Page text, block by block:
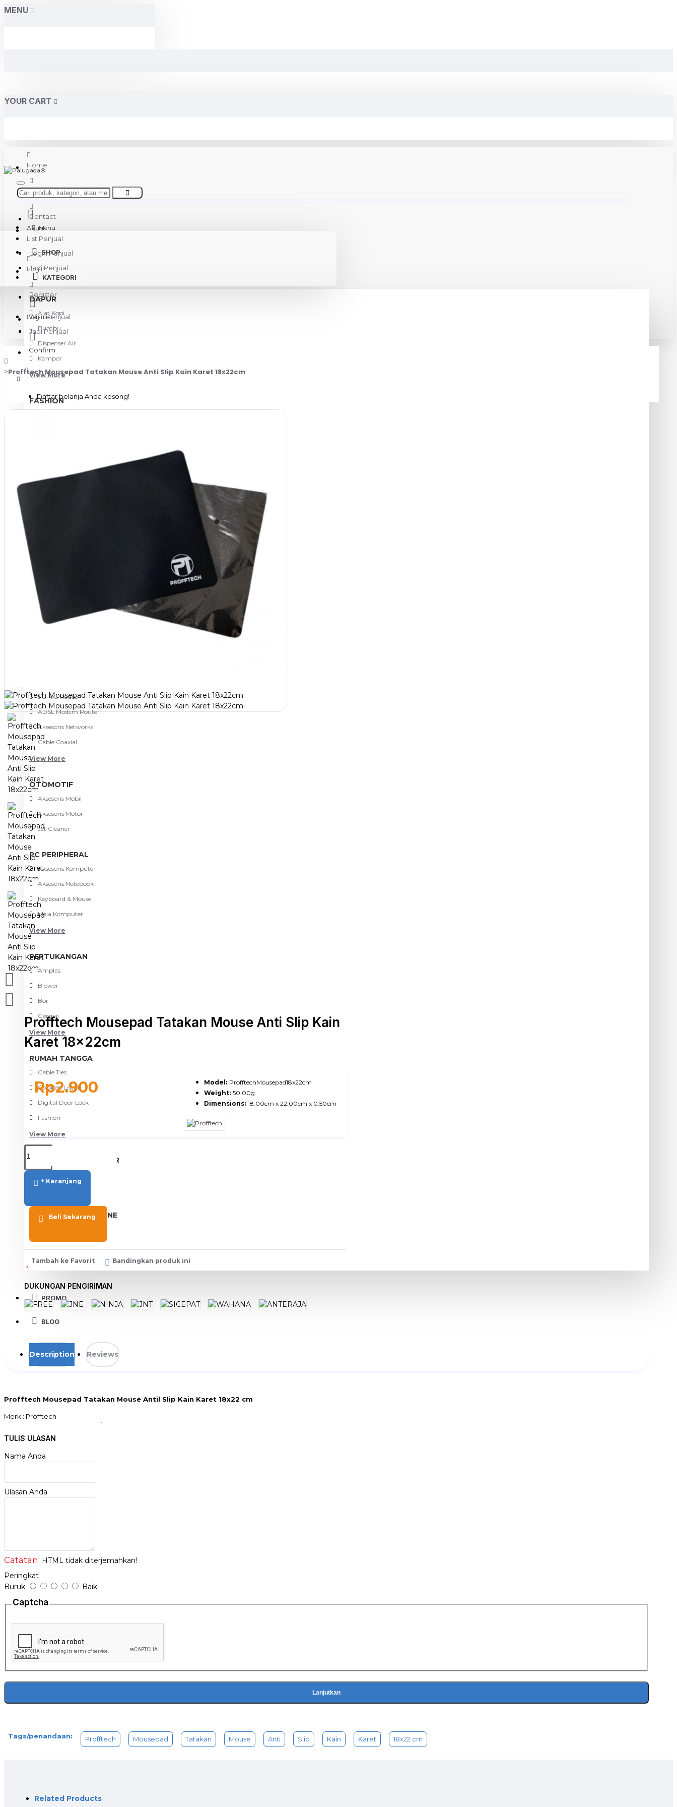
MENU
YOUR CART
Home
About Us
Contact
List Penjual
Login Penjual
Jadi Penjual
Akun
Wishlist
Confirm
0
Daftar belanja Anda kosong!
Menu
SHOP
KATEGORI
DAPUR
Alat Kopi
Bumbu
Dispenser Air
Kompor
View More
FASHION
KESEHATAN
Alat Monitor Kesehatan
3G-4G Router
ADSL Modem Router
Aksesoris Networks
Cable Coaxial
View More
OTOMOTIF
Aksesoris Mobil
Aksesoris Motor
Jet Cleaner
PC PERIPHERAL
Aksesoris Komputer
Aksesoris Notebook
Keyboard & Mouse
Meja Komputer
View More
PERTUKANGAN
Amplas
Blower
Bor
Gergaji
View More
RUMAH TANGGA
Cable Ties
Colokan Listrik
Digital Door Lock
Fashion
View More
SPORT AND OUTDOOR
TABLET SMARTPHONE
PROMO
BLOG
Login
Register
Login Penjual
Jadi Penjual
Profftech Mousepad Tatakan Mouse Anti Slip Kain Karet 18x22cm
Profftech Mousepad Tatakan Mouse Anti Slip Kain
Karet 18x22cm
Rp2.900 Model: ProfftechMousepad18x22cm
Weight: 50.00g
Dimensions: 18.00cm x 22.00cm x 0.50cm
+ Keranjang
Beli Sekarang
Tambah ke Favorit Bandingkan produk ini
DUKUNGAN PENGIRIMAN
Description Reviews
Profftech Mousepad Tatakan Mouse Antil Slip Kain Karet 18x22 cm
Merk : Profftech
Mousepad Rubber Standard / Tatakan Pad Mouse Anti Slip Karet
Ukuran: 18x22 cm, tebal 0.2 mm
TULIS ULASAN
Nama Anda
Ulasan Anda
Catatan: HTML tidak diterjemahkan!
Peringkat
Buruk
Baik
Captcha
Lanjutkan
Tags/penandaan: Profftech Mousepad Tatakan Mouse Anti Slip Kain Karet 18x22 cm
Related Products